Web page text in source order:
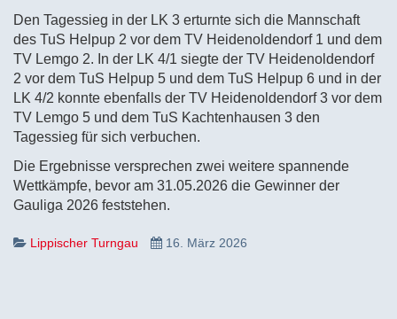
Den Tagessieg in der LK 3 erturnte sich die Mannschaft
des TuS Helpup 2 vor dem TV Heidenoldendorf 1 und dem
TV Lemgo 2. In der LK 4/1 siegte der TV Heidenoldendorf
2 vor dem TuS Helpup 5 und dem TuS Helpup 6 und in der
LK 4/2 konnte ebenfalls der TV Heidenoldendorf 3 vor dem
TV Lemgo 5 und dem TuS Kachtenhausen 3 den
Tagessieg für sich verbuchen.
Die Ergebnisse versprechen zwei weitere spannende
Wettkämpfe, bevor am 31.05.2026 die Gewinner der
Gauliga 2026 feststehen.
Lippischer Turngau 16. März 2026